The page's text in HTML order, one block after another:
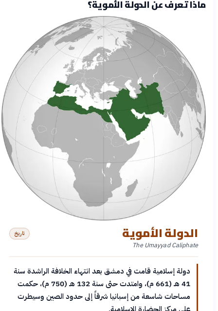
ماذا تعرف عن الدولة الأموية؟
الدولة الأموية
The Umayyad Caliphate
تاريخ
دولة إسلامية قامت في دمشق بعد انتهاء الخلافة الراشدة سنة
41 هـ (661 م)، وامتدت حتى سنة 132 هـ (750 م)، حكمت
مساحات شاسعة من إسبانيا شرقاً إلى حدود الصين وسيطرت